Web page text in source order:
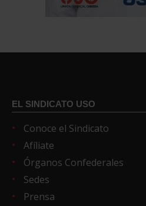
EL SINDICATO USO
Conoce el Sindicato
Afíliate
Órganos Confederales
Sedes
Prensa